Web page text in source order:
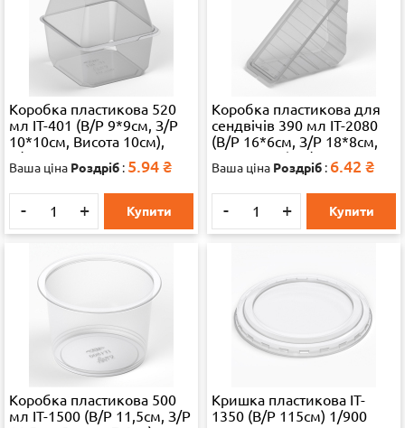
Коробка пластикова 520
мл IT-401 (В/Р 9*9см, З/Р
10*10см, Висота 10см),
1/1200 65324
Ваша ціна Роздріб : 5.94 ₴
- + Купити
Коробка пластикова для
сендвічів 390 мл IT-2080
(В/Р 16*6см, З/Р 18*8см,
Висота 8см), 1/500 65324
Ваша ціна Роздріб : 6.42 ₴
- + Купити
Коробка пластикова 500
мл IT-1500 (В/Р 11,5см, З/Р
Кришка пластикова IT-
1350 (В/Р 115см) 1/900